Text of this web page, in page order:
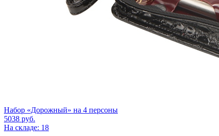
Набор «Дорожный» на 4 персоны
5038 руб.
На складе: 18